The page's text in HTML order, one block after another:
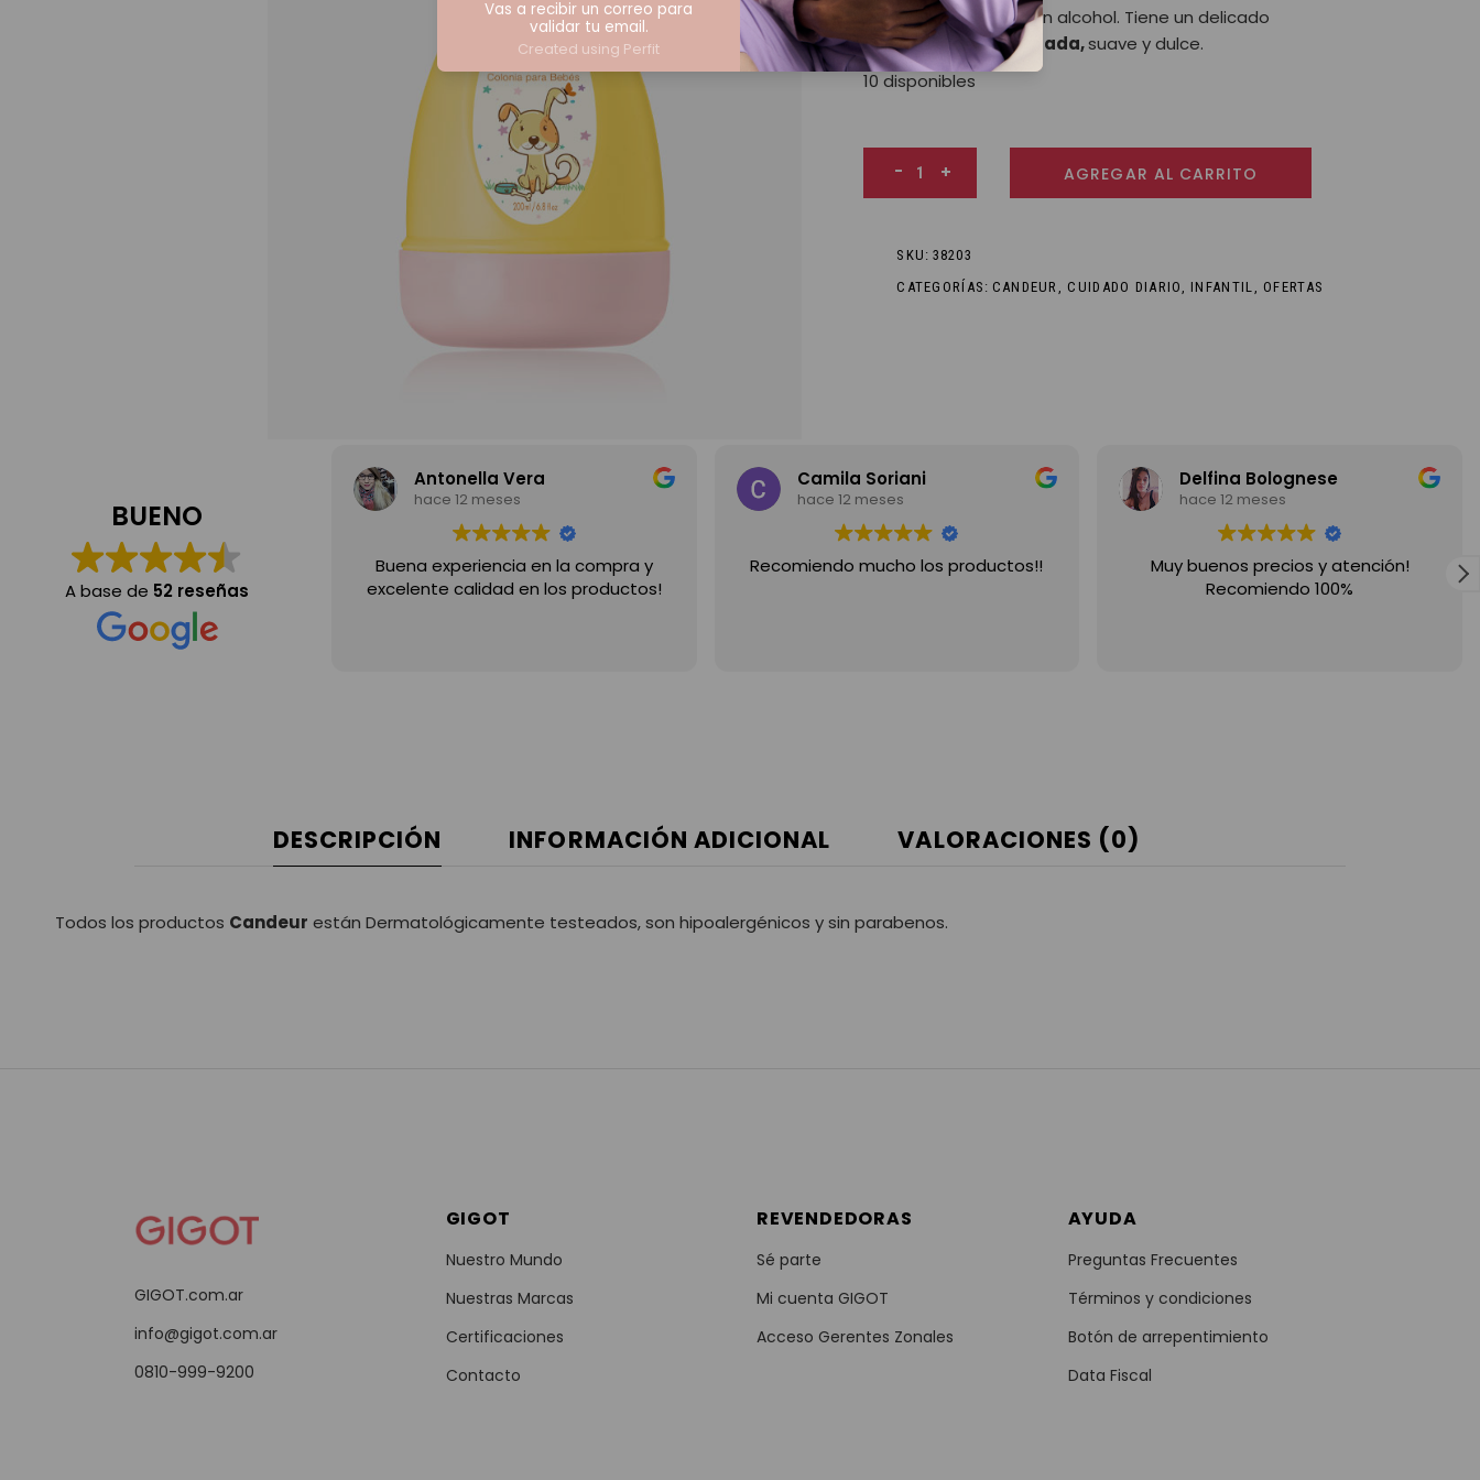
Colonia para bebés sin alcohol. Tiene un delicado
aromafloral-ambarada,suave y dulce.
10 disponibles
Candeur Tiernos momentos - Colonia para Bebés cantidad
- + AGREGAR AL CARRITO
SKU: 38203
CATEGORÍAS: CANDEUR ,CUIDADO DIARIO,INFANTIL,OFERTAS
BUENO
A base de 52 reseñas
Antonella Vera
hace 12 meses
Buena experiencia en la compra y
excelente calidad en los productos!
Camila Soriani
hace 12 meses
Recomiendo mucho los productos!!
Delfina Bolognese
hace 12 meses
Muy buenos precios y atención!
Recomiendo 100%
DESCRIPCIÓN INFORMACIÓN ADICIONAL VALORACIONES (0)
Todos los productos Candeur están Dermatológicamente testeados, son hipoalergénicos y sin parabenos.
GIGOT.com.ar
info@gigot.com.ar
0810-999-9200
GIGOT
Nuestro Mundo
Nuestras Marcas
Certificaciones
Contacto
REVENDEDORAS
Sé parte
Mi cuenta GIGOT
Acceso Gerentes Zonales
AYUDA
Preguntas Frecuentes
Términos y condiciones
Botón de arrepentimiento
Data Fiscal
Vas a recibir un correo para
validar tu email.
Created using Perfit